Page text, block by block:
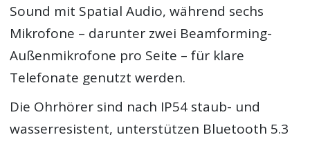
Sound mit Spatial Audio, während sechs
Mikrofone – darunter zwei Beamforming-
Außenmikrofone pro Seite – für klare
Telefonate genutzt werden.
Die Ohrhörer sind nach IP54 staub- und
wasserresistent, unterstützen Bluetooth 5.3